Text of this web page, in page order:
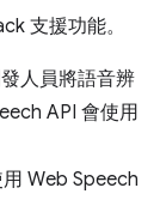
支援功能。
人員將語音辨
API 會使用
Web Speech